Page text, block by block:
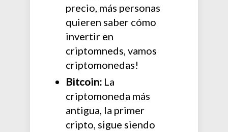
precio, más personas
quieren saber cómo
invertir en
criptomneds, vamos
criptomonedas!
Bitcoin: La
criptomoneda más
antigua, la primer
cripto, sigue siendo